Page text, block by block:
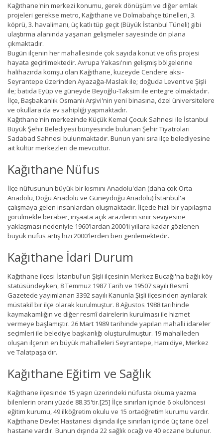
Kağıthane'nin merkezi konumu, gerek dönüşüm ve diğer emlak
projeleri gerekse metro, Kağıthane ve Dolmabahçe tünelleri, 3.
köprü, 3. havalimanı, üç katlı tüp geçit (Büyük İstanbul Tüneli) gibi
ulaştırma alanında yaşanan gelişmeler sayesinde ön plana
çıkmaktadır.
Bugün ilçenin her mahallesinde çok sayıda konut ve ofis projesi
hayata geçirilmektedir. Avrupa Yakası'nın gelişmiş bölgelerine
halihazırda komşu olan Kağıthane, kuzeyde Cendere aksı-
Seyrantepe üzerinden Ayazağa-Maslak ile; doğuda Levent ve Şişli
ile; batıda Eyüp ve güneyde Beyoğlu-Taksim ile entegre olmaktadır.
İlçe, Başbakanlık Osmanlı Arşivi'nin yeni binasına, özel üniversitelere
ve okullara da ev sahipliği yapmaktadır.
Kağıthane'nin merkezinde Küçük Kemal Çocuk Sahnesi ile İstanbul
Büyük Şehir Belediyesi bünyesinde bulunan Şehir Tiyatroları
Sadabad Sahnesi bulunmaktadır. Bunun yanı sıra ilçe belediyesine
ait kültür merkezleri de mevcuttur.
Kağıthane Nüfus
İlçe nüfusunun büyük bir kısmını Anadolu'dan (daha çok Orta
Anadolu, Doğu Anadolu ve Güneydoğu Anadolu) İstanbul'a
çalışmaya gelen insanlardan oluşmaktadır. İlçede hızlı bir yapılaşma
görülmekle beraber, inşaata açık arazilerin sınır seviyesine
yaklaşması nedeniyle 1960'lardan 2000'li yıllara kadar gözlenen
büyük nüfus artış hızı 2000'lerden beri gerilemektedir.
Kağıthane İdari Durum
Kağıthane ilçesi İstanbul'un Şişli ilçesinin Merkez Bucağı'na bağlı köy
statüsündeyken, 8 Temmuz 1987 Tarih ve 19507 sayılı Resmî
Gazetede yayımlanan 3392 sayılı Kanunla Şişli ilçesinden ayrılarak
müstakil bir ilçe olarak kurulmuştur. 8 Ağustos 1988 tarihinde
kaymakamlığın ve diğer resmî dairelerin kurulması ile hizmet
vermeye başlamıştır. 26 Mart 1989 tarihinde yapılan mahalli idareler
seçimleri ile belediye başkanlığı oluşturulmuştur. 19 mahalleden
oluşan ilçenin en büyük mahalleleri Seyrantepe, Hamidiye, Merkez
ve Talatpaşa'dır.
Kağıthane Eğitim ve Sağlık
Kağıthane ilçesinde 15 yaşın üzerindeki nüfusta okuma yazma
bilenlerin oranı yüzde 88.35'tir.[25] İlçe sınırları içinde 6 okulöncesi
eğitim kurumu, 49 ilköğretim okulu ve 15 ortaöğretim kurumu vardır.
Kağıthane Devlet Hastanesi dışında ilçe sınırları içinde üç tane özel
hastane vardır. Bunun dışında 22 sağlık ocağı ve 40 eczane bulunur.